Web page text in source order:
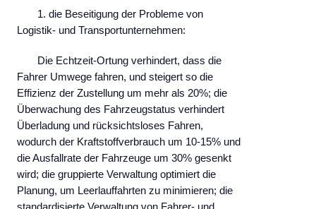
1. die Beseitigung der Probleme von
Logistik- und Transportunternehmen:
Die Echtzeit-Ortung verhindert, dass die
Fahrer Umwege fahren, und steigert so die
Effizienz der Zustellung um mehr als 20%; die
Überwachung des Fahrzeugstatus verhindert
Überladung und rücksichtsloses Fahren,
wodurch der Kraftstoffverbrauch um 10-15% und
die Ausfallrate der Fahrzeuge um 30% gesenkt
wird; die gruppierte Verwaltung optimiert die
Planung, um Leerlauffahrten zu minimieren; die